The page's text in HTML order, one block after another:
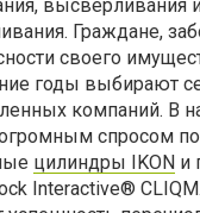
высверливания
Граждане,
своего
годы выбирают
компаний. В
спросом
цилиндры IKON и
Interactive®